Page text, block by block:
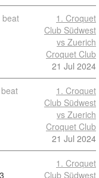
beat
1. Croquet
Club Südwest
vs Zuerich
Croquet Club
21 Jul 2024
beat
1. Croquet
Club Südwest
vs Zuerich
Croquet Club
21 Jul 2024
3
1. Croquet
Club Südwest